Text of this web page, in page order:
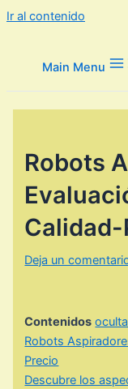
Ir al contenido
Main Menu
Robots
Deja un
Contenidos
Robots
Precio
Descubre los